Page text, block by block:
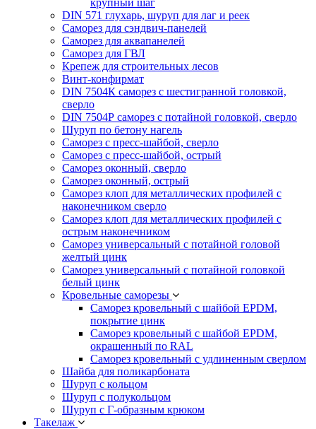
крупный шаг
DIN 571 глухарь, шуруп для лаг и реек
Саморез для сэндвич-панелей
Саморез для аквапанелей
Саморез для ГВЛ
Крепеж для строительных лесов
Винт-конфирмат
DIN 7504К саморез с шестигранной головкой,
сверло
DIN 7504Р саморез с потайной головкой, сверло
Шуруп по бетону нагель
Саморез с пресс-шайбой, сверло
Саморез с пресс-шайбой, острый
Саморез оконный, сверло
Саморез оконный, острый
Саморез клоп для металлических профилей с
наконечником сверло
Саморез клоп для металлических профилей с
острым наконечником
Саморез универсальный с потайной головой
желтый цинк
Саморез универсальный с потайной головкой
белый цинк
Кровельные саморезы
Саморез кровельный с шайбой EPDM,
покрытие цинк
Саморез кровельный с шайбой EPDM,
окрашенный по RAL
Саморез кровельный с удлиненным сверлом
Шайба для поликарбоната
Шуруп с кольцом
Шуруп с полукольцом
Шуруп с Г-образным крюком
Такелаж